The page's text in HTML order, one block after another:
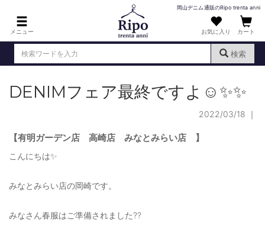
メニュー
岡山デニム通販のRipo trenta anni
お気に入り カート
検索
ログイン （新規会員登録）
DENIM : デニム
PANTS : パンツ
TOPS : トップス
DENIMフェア最終ですよ☺️✨✨
2022/03/18 ｜
【有明ガーデン店 高崎店 みなとみらい店 】
こんにちは✨
みなとみらい店の岡崎です。
みなさん春服はご準備されました⁇